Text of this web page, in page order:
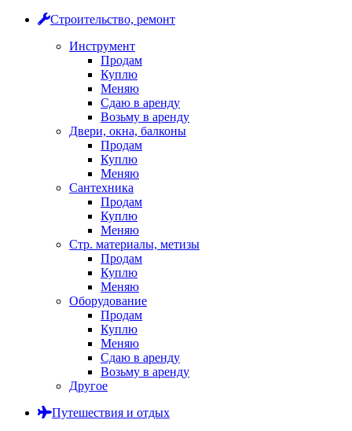
Строительство, ремонт
Инструмент
Продам
Куплю
Меняю
Сдаю в аренду
Возьму в аренду
Двери, окна, балконы
Продам
Куплю
Меняю
Сантехника
Продам
Куплю
Меняю
Стр. материалы, метизы
Продам
Куплю
Меняю
Оборудование
Продам
Куплю
Меняю
Сдаю в аренду
Возьму в аренду
Другое
Путешествия и отдых